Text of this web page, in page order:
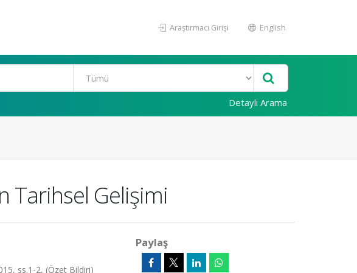
Araştırmacı Girişi English
Detaylı Arama
Tarihsel Gelişimi
ss.1-2, (Özet Bildiri)
Paylaş